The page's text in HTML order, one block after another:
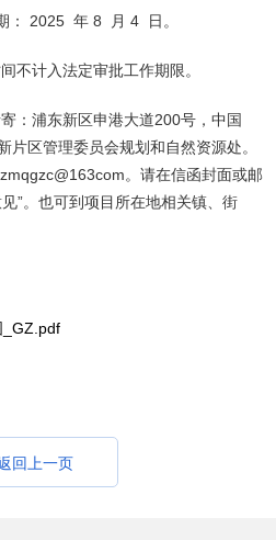
2025 年 8 月 4 日。
计入法定审批工作期限。
浦东新区申港大道200号，中国
片区管理委员会规划和自然资源处。
。请在信函封面或邮
”。也可到项目所在地相关镇、街
_GZ.pdf
回上一页